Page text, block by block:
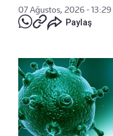
07 Ağustos, 2026 - 13:29
Paylaş